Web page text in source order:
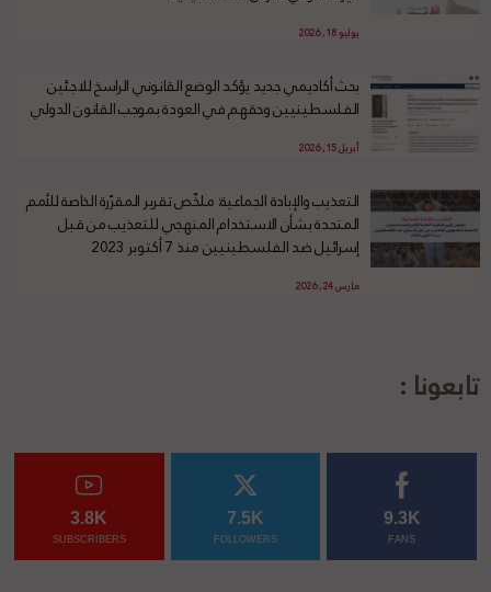
يوليو 18, 2026
بحث أكاديمي جديد يؤكد الوضع القانوني الراسخ للاجئين
الفلسطينيين وحقهم في العودة بموجب القانون الدولي
أبريل 15, 2026
التعذيب والإبادة الجماعية: ملخّص تقرير المقرّرة الخاصة للأمم
المتحدة بشأن الاستخدام المنهجي للتعذيب من قبل
إسرائيل ضد الفلسطينيين منذ 7 أكتوبر 2023
مارس 24, 2026
تابعونا :
9.3K
FANS
7.5K
FOLLOWERS
3.8K
SUBSCRIBERS